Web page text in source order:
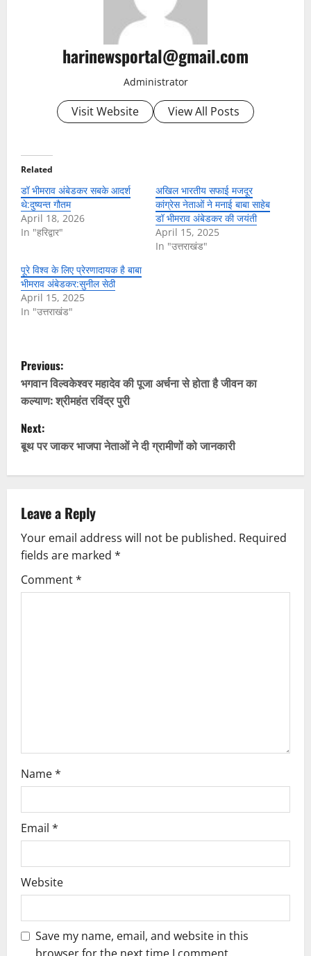
harinewsportal@gmail.com
Administrator
Visit Website View All Posts
Related
डॉ भीमराव अंबेडकर सबके आदर्श
थे:दुष्यन्त गौतम
April 18, 2026
In "हरिद्वार"
अखिल भारतीय सफाई मजदूर
कांग्रेस नेताओं ने मनाई बाबा साहेब
डॉ भीमराव अंबेडकर की जयंती
April 15, 2025
In "उत्तराखंड"
पूरे विश्व के लिए प्रेरणादायक है बाबा
भीमराव अंबेडकर:सुनील सेठी
April 15, 2025
In "उत्तराखंड"
P
o
s
t
n
a
v
i
g
Previous:
भगवान विल्वकेश्वर महादेव की पूजा अर्चना से होता है जीवन का
कल्याण: श्रीमहंत रविंद्र पुरी
Next:
बूथ पर जाकर भाजपा नेताओं ने दी ग्रामीणों को जानकारी
Leave a Reply
Your email address will not be published. Required
fields are marked *
Comment*
Name*
Email *
Website
Save my name, email, and website in this